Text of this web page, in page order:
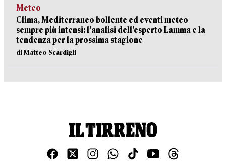
Meteo
Clima, Mediterraneo bollente ed eventi meteo
sempre più intensi: l’analisi dell’esperto Lamma e la
tendenza per la prossima stagione
di Matteo Scardigli